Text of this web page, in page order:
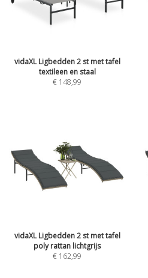
vidaXL Ligbedden 2 st met tafel
textileen en staal
€ 148,99
vidaXL Ligbedden 2 st met tafel
poly rattan lichtgrijs
€ 162,99